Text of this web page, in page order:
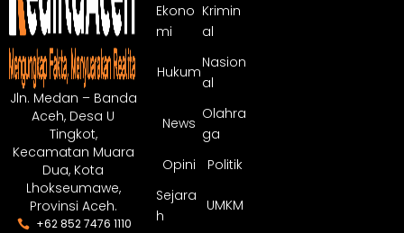
Jln. Medan – Banda
Aceh, Desa U
Tingkot,
Kecamatan Muara
Dua, Kota
Lhokseumawe,
Provinsi Aceh.
+62 852 7476 1110
Ekono
mi
Krimin
al
Hukum
Nasion
al
News
Olahra
ga
Opini
Politik
Sejara
h
UMKM